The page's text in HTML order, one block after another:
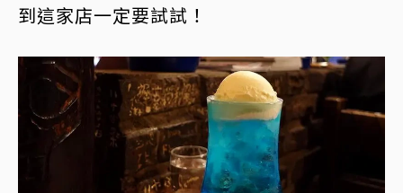
到這家店一定要試試！